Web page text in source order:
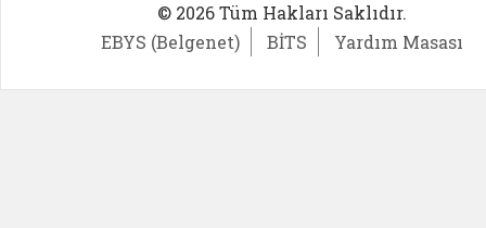
© 2026 Tüm Hakları Saklıdır.
EBYS (Belgenet)
BİTS Yardım Masası